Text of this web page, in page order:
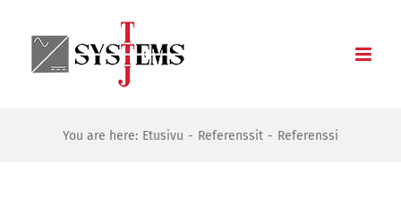
content
You are here: Etusivu Referenssit Referenssi